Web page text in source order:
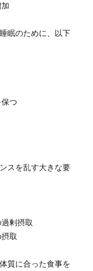
眠のために、以下
つ
スを乱す大きな要
剰摂取
取
質に合った食事を